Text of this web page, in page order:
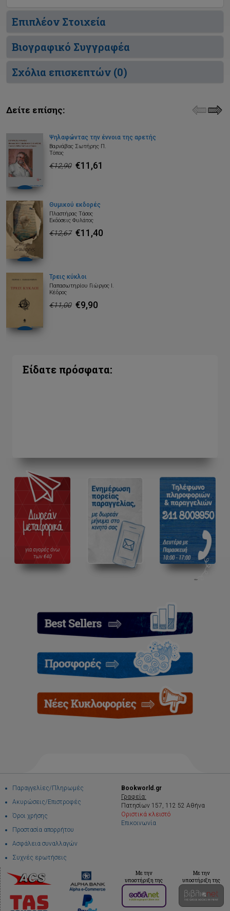
Επιπλέον Στοιχεία
Βιογραφικό Συγγραφέα
Σχόλια επισκεπτών (0)
Δείτε επίσης:
Ψηλαφώντας την έννοια της αρετής
Βαρνάβας Σωτήρης Π.
Τόπος
€12,90 €11,61
Θυμικού εκδορές
Πλαστήρας Τάσος
Εκδόσεις Φυλάτος
€12,67 €11,40
Τρεις κύκλοι
Παπασωτηρίου Γιώργος Ι.
Κέδρος
€11,00 €9,90
Είδατε πρόσφατα:
Παραγγελίες/Πληρωμές
Ακυρώσεις/Επιστροφές
Όροι χρήσης
Προστασία απορρήτου
Ασφάλεια συναλλαγών
Συχνές ερωτήσεις
Bookworld.gr
Γραφεία:
Πατησίων 157, 112 52 Αθήνα
Οριστικά κλειστό
Επικοινωνία
Με την
υποστήριξη της
Με την
υποστήριξη της